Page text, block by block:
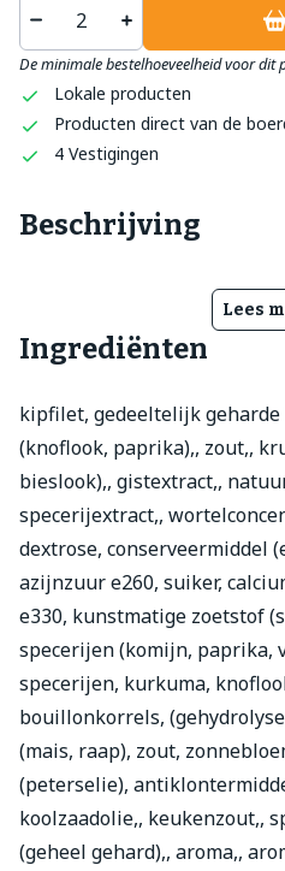
De minimale bestelhoeveelheid voor dit
Lokale producten
Producten direct van de
4 Vestigingen
Beschrijving
Lees
Ingrediënten
kipfilet, gedeeltelijk
(knoflook, paprika),, zout,,
bieslook),, gistextract,,
specerijextract,,
dextrose, conserveermiddel
azijnzuur e260, suiker,
e330, kunstmatige zoetstof
specerijen (komijn, paprika,
specerijen, kurkuma,
bouillonkorrels,
(mais, raap), zout,
(peterselie),
koolzaadolie,, keukenzout,,
(geheel gehard),, aroma,,